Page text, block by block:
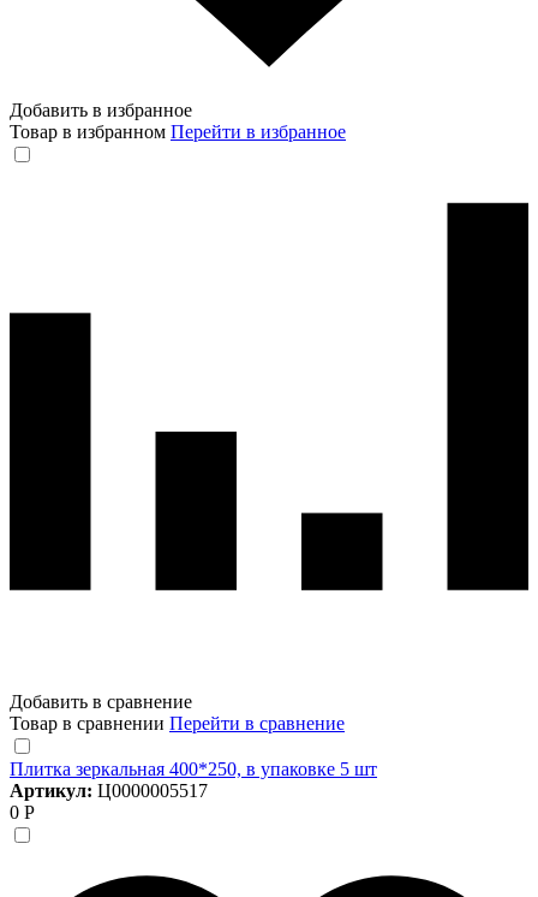
Добавить в избранное
Товар в избранном Перейти в избранное
Добавить в сравнение
Товар в сравнении Перейти в сравнение
Плитка зеркальная 400*250, в упаковке 5 шт
Артикул: Ц0000005517
0 Р